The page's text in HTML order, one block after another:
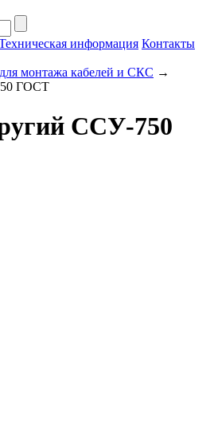
информация Контакты
монтажа кабелей и СКС →
ГОСТ
ССУ-750